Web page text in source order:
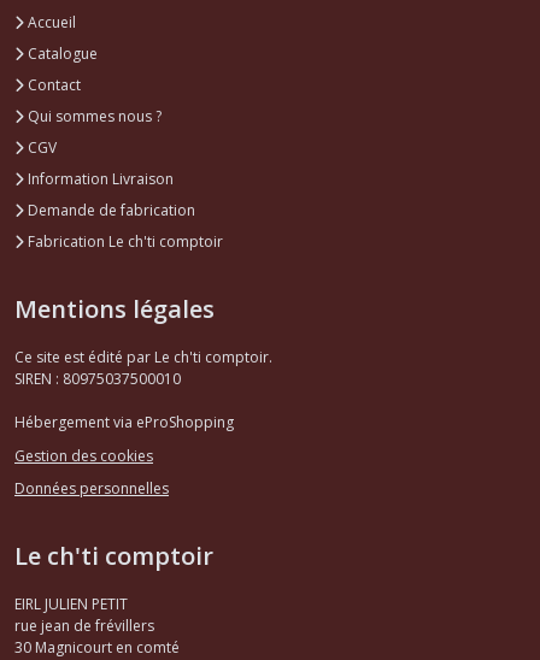
Accueil
Catalogue
Contact
Qui sommes nous ?
CGV
Information Livraison
Demande de fabrication
Fabrication Le ch'ti comptoir
Mentions légales
Ce site est édité par Le ch'ti comptoir.
SIREN : 80975037500010
Hébergement via eProShopping
Gestion des cookies
Données personnelles
Le ch'ti comptoir
EIRL JULIEN PETIT
rue jean de frévillers
30 Magnicourt en comté